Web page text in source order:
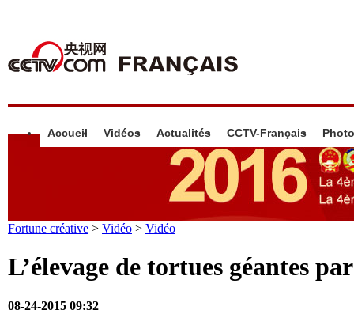
Accueil Vidéos Actualités CCTV-Français
Fortune créative > Vidéo > Vidéo
L’élevage de tortues géantes
08-24-2015 09:32